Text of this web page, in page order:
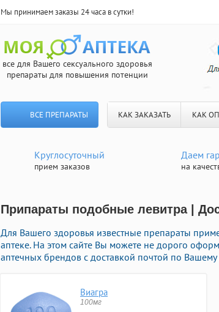
Мы принимаем заказы 24 часа в сутки!
все для Вашего сексуального здоровья
препараты для повышения потенции
ВСЕ ПРЕПАРАТЫ КАК ЗАКАЗАТЬ КАК
Круглосуточный
прием заказов
Даем
на
Припараты подобные левитра |
Для Вашего здоровья известные препараты
аптеке. На этом сайте Вы можете не дорого
аптечных брендов с доставкой почтой по Вашему
Виагра
100мг